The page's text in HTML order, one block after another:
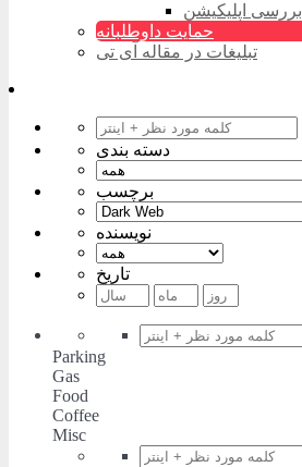
بررسی اپلیکیشن
حمایت داوطلبانه
تبلیغات در مقاله آی تی
دسته بندی
برچسب
نویسنده
تاریخ
Parking
Gas
Food
Coffee
Misc